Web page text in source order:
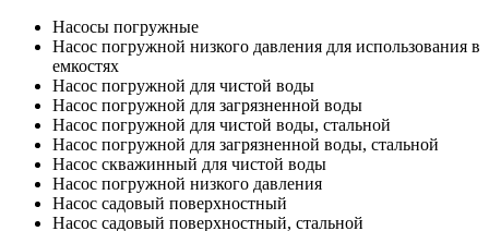
Насосы погружные
Насос погружной низкого давления для использования в
емкостях
Насос погружной для чистой воды
Насос погружной для загрязненной воды
Насос погружной для чистой воды, стальной
Насос погружной для загрязненной воды, стальной
Насос скважинный для чистой воды
Насос погружной низкого давления
Насос садовый поверхностный
Насос садовый поверхностный, стальной